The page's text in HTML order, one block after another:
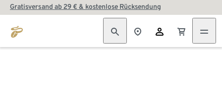
Gratisversand ab 29 € & kostenlose Rücksendung